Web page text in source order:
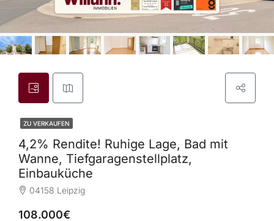
ZU VERKAUFEN
4,2% Rendite! Ruhige Lage, Bad mit
Wanne, Tiefgaragenstellplatz,
Einbauküche
04158 Leipzig
108.000€